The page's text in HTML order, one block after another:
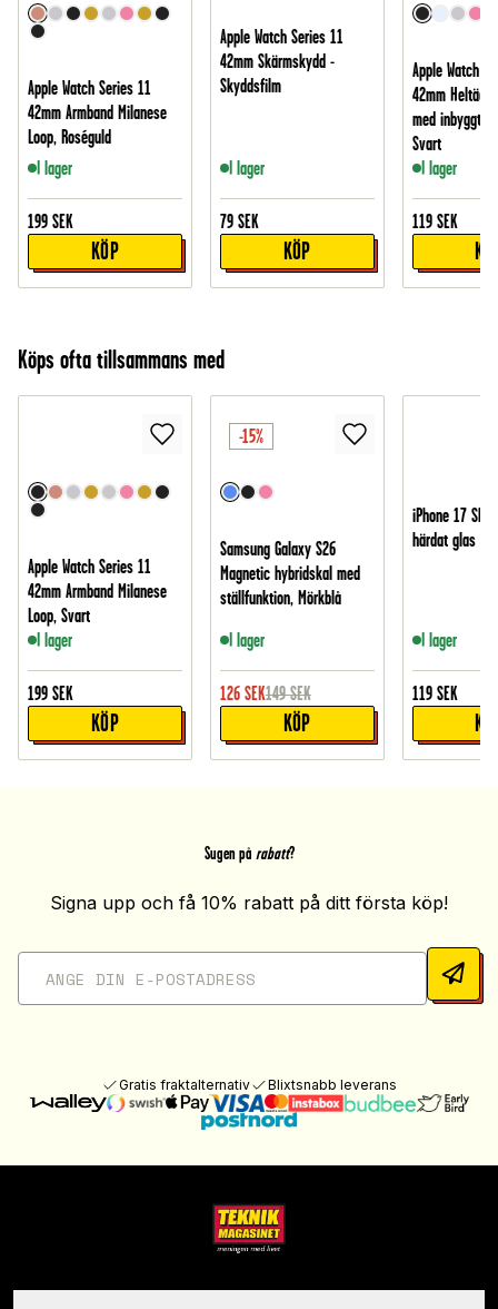
Apple Watch Series 11
42mm Armband Milanese
Loop, Roséguld
I lager
199 SEK
KÖP
Apple Watch Series 11
42mm Skärmskydd -
Skyddsfilm
I lager
79 SEK
KÖP
Apple Watch
42mm
med inbyggt
Svart
I lager
119 SEK
Köps ofta tillsammans med
Apple Watch Series 11
42mm Armband Milanese
Loop, Svart
I lager
199 SEK
KÖP
-15%
Samsung Galaxy S26
Magnetic hybridskal med
ställfunktion, Mörkblå
I lager
126 SEK149 SEK
KÖP
iPhone 17
härdat glas
I lager
119 SEK
Sugen på rabatt?
Signa upp och få 10% rabatt på ditt första köp!
Gratis fraktalternativ Blixtsnabb leverans